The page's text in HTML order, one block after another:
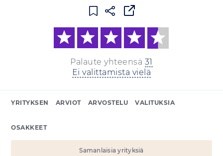
Palaute yhteensä 31
Ei valittamista vielä
YRITYKSEN ARVIOT ARVOSTELU VALITUKSIA
OSAKKEET
Samanlaisia yrityksiä